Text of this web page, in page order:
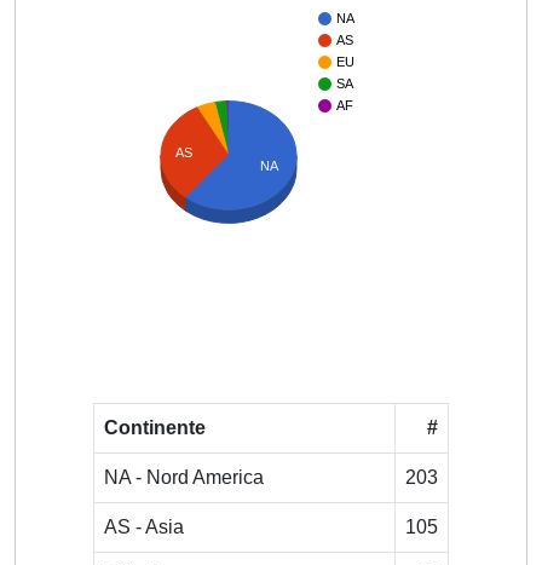
NA
AS
EU
SA
AF
AS
NA
Continente #
NA - Nord America 203
AS - Asia 105